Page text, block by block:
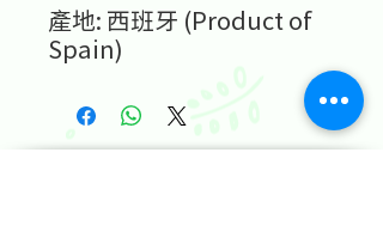
產地: 西班牙 (Product of
Spain)